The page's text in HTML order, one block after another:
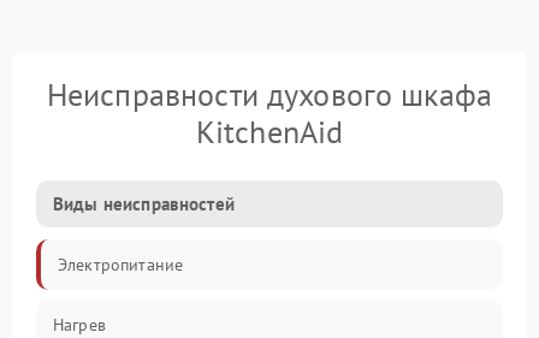
Неисправности духового шкафа
KitchenAid
Виды неисправностей
Электропитание
Нагрев